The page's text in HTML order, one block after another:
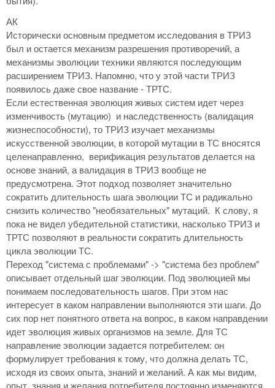
АК
Исторически основным предметом исследования в ТРИЗ
был и остается механизм разрешения противоречий, а
механизмы эволюции техники являются последующим
расширением ТРИЗ. Напомню, что у этой части ТРИЗ
появилось даже свое название - ТРТС.
Если естественная эволюция живых систем идет через
изменчивость (мутацию) и наследственность (валидация
жизнеспособности), то ТРИЗ изучает механизмы
искусственной эволюции, в которой мутации в ТС вносятся
целенаправленно, верификация результатов делается на
основе знаний, а валидация в ТРИЗ вообще не
предусмотрена. Этот подход позволяет значительно
сократить длительность шага эволюции ТС и радикально
снизить количество "необязательных" мутаций. К слову, я
пока не видел убедительной статистики, насколько ТРИЗ и
ТРТС позволяют в реальности сократить длительность
цикла эволюции ТС.
Переход "система с проблемами" -> "система без проблем"
описывает отдельный шаг эволюции. Под эволюцией мы
понимаем последовательность шагов. При этом нас
интересует в каком направлении выполняются эти шаги. До
сих пор нет понятного ответа на вопрос, в каком направдении
идет эволюция живых организмов на земле. Для ТС
направление эволюции задается потребителем: он
формулирует требования к тому, что должна делать ТС,
исходя из своих опыта, знаний и желаний. А как мы видим,
опыт, знания и желания потребителя постоянно изменяются,